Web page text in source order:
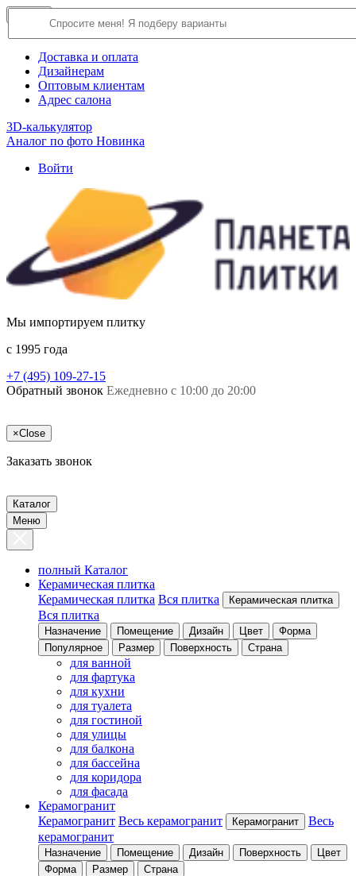
О компании
Доставка и оплата
Дизайнерам
Оптовым клиентам
Адрес салона
3D-калькулятор
Аналог по фото Новинка
Войти
Мы импортируем плитку
c 1995 года
+7 (495) 109-27-15
Обратный звонок Ежедневно с 10:00 до 20:00
×Close
Заказать звонок
Каталог
Меню
полный Каталог
Керамическая плитка
Керамическая плитка Вся плитка Керамическая плитка
Вся плитка
Назначение Помещение Дизайн Цвет
Форма
Популярное
Размер Поверхность Страна
для ванной
для фартука
для кухни
для туалета
для гостиной
для улицы
для балкона
для бассейна
для коридора
для фасада
Керамогранит
Керамогранит Весь керамогранит Керамогранит
Весь
керамогранит
Назначение Помещение Дизайн Поверхность
Цвет
Форма
Размер Страна